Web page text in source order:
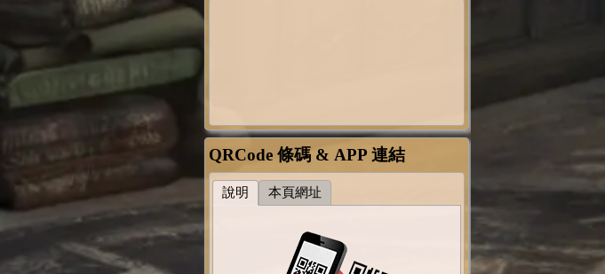
QRCode 條碼 & APP 連結
說明 本頁網址